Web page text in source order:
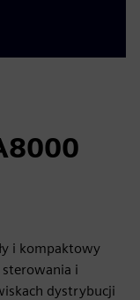
i kompaktowy
i
dystrybucji